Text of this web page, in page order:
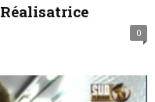
Réalisatrice
0